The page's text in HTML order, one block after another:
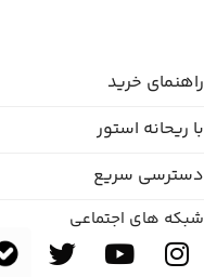
راهنمای خرید
با ریحانه استور
دسترسی سریع
شبکه های اجتماعی